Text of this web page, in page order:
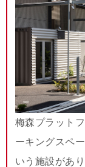
梅森プラット
ーキングスペ
いう施設があ